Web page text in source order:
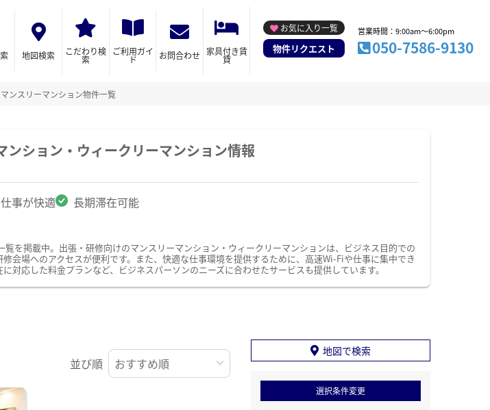
地図検索 こだわり検
索
ご利用ガイ
ド お問合わせ 家具付き賃
貸
お気に入り一覧
物件リクエスト
営業時間：9:00am～6:00pm
050-7586-9130
ンスリーマンション物件一覧
ション・ウィークリーマンション情報
事が快適 長期滞在可能
を掲載中。出張・研修向けのマンスリーマンション・ウィークリーマンションは、ビジネス目的での
会場へのアクセスが便利です。また、快適な仕事環境を提供するために、高速Wi-Fiや仕事に集中でき
応した料金プランなど、ビジネスパーソンのニーズに合わせたサービスも提供しています。
並び順
地図で検索
選択条件変更